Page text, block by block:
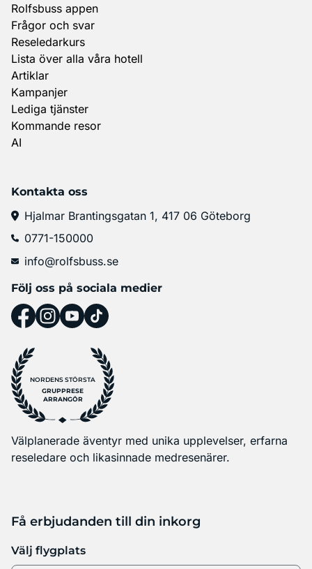
Rolfsbuss appen
Frågor och svar
Reseledarkurs
Lista över alla våra hotell
Artiklar
Kampanjer
Lediga tjänster
Kommande resor
AI
Kontakta oss
Hjalmar Brantingsgatan 1, 417 06 Göteborg
0771-150000
info@rolfsbuss.se
Följ oss på sociala medier
NORDENS STÖRSTA
GRUPPRESE
ARRANGÖR
Välplanerade äventyr med unika upplevelser, erfarna
reseledare och likasinnade medresenärer.
Få erbjudanden till din inkorg
Välj flygplats